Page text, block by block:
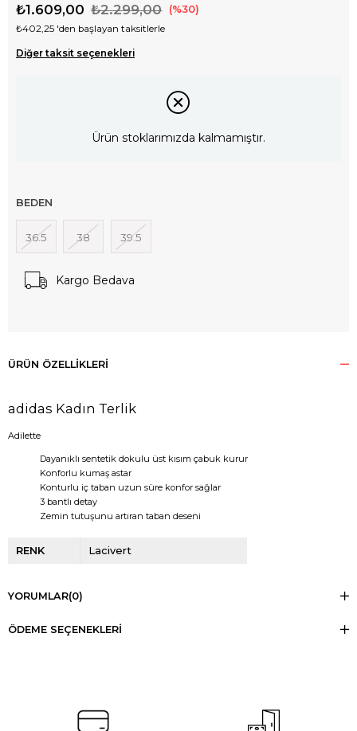
₺2.299,00
₺1.609,00 30
₺402,25 'den başlayan taksitlerle
Diğer taksit seçenekleri
Ürün stoklarımızda kalmamıştır.
BEDEN
36.5 38 39.5
Kargo Bedava
ÜRÜN ÖZELLIKLERI
adidas Kadın Terlik
Adilette
Dayanıklı sentetik dokulu üst kısım çabuk kurur
Konforlu kumaş astar
Konturlu iç taban uzun süre konfor sağlar
3 bantlı detay
Zemin tutuşunu artıran taban deseni
RENK Lacivert
YORUMLAR(0)
ÖDEME SEÇENEKLERI